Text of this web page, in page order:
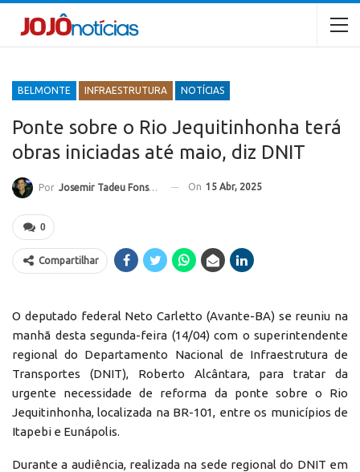
BELMONTE INFRAESTRUTURA NOTÍCIAS
Ponte sobre o Rio Jequitinhonha terá
obras iniciadas até maio, diz DNIT
Por Josemir Tadeu Fonseca On 15 Abr, 2025
0
Compartilhar
O deputado federal Neto Carletto (Avante-BA) se reuniu na
manhã desta segunda-feira (14/04) com o superintendente
regional do Departamento Nacional de Infraestrutura de
Transportes (DNIT), Roberto Alcântara, para tratar da
urgente necessidade de reforma da ponte sobre o Rio
Jequitinhonha, localizada na BR-101, entre os municípios de
Itapebi e Eunápolis.
Durante a audiência, realizada na sede regional do DNIT em